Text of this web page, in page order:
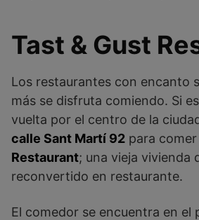
Tast & Gust
Los restaurantes con encanto
más se disfruta comiendo. Si
vuelta por el centro de la
calle Sant Martí 92 para comer
Restaurant; una vieja vivienda
reconvertido en restaurante.
El comedor se encuentra en el